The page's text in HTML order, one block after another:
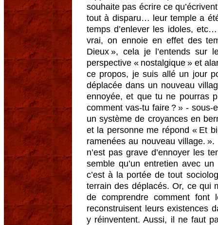
souhaite pas écrire ce
tout à disparu… leur temple a
temps d’enlever les idoles, etc…
vrai, on ennoie en effet des
Dieux », cela je l’entends sur
perspective « nostalgique » et
ce propos, je suis allé un jour
déplacée dans un nouveau
ennoyée, et que tu ne pourras
comment vas-tu faire ? » -
un système de croyances en
et la personne me répond « Et
ramenées au nouveau village.
n’est pas grave d’ennoyer les
semble qu’un entretien avec
c’est à la portée de tout
terrain des déplacés. Or, ce qui
de comprendre comment font
reconstruisent leurs existences
y réinventent. Aussi, il ne faut